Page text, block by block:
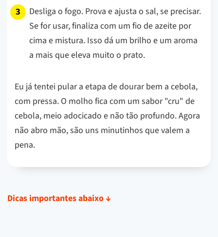
Desliga o fogo. Prova e ajusta o sal, se precisar.
Se for usar, finaliza com um fio de azeite por
cima e mistura. Isso dá um brilho e um aroma
a mais que eleva muito o prato.
Eu já tentei pular a etapa de dourar bem a cebola,
com pressa. O molho fica com um sabor "cru" de
cebola, meio adocicado e não tão profundo. Agora
não abro mão, são uns minutinhos que valem a
pena.
Dicas importantes abaixo ↓